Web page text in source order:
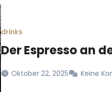
drinks
Der Espresso an
Oktober 22, 2025 Keine